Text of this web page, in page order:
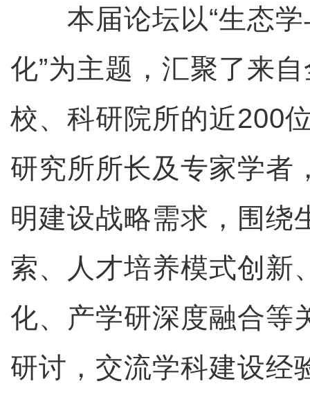
本届论坛以“生态学
化”为主题，汇聚了来
校、科研院所的近200
研究所所长及专家学者
明建设战略需求，围绕
索、人才培养模式创新
化、产学研深度融合等
研讨，交流学科建设经